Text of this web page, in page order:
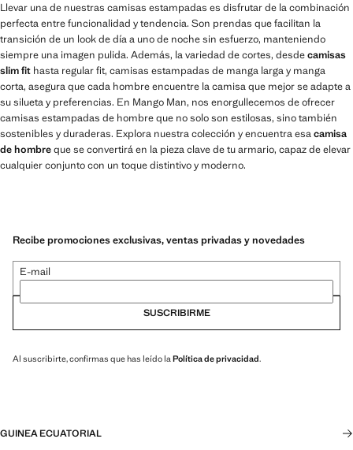
Llevar una de nuestras camisas estampadas es disfrutar de la combinación
perfecta entre funcionalidad y tendencia. Son prendas que facilitan la
transición de un look de día a uno de noche sin esfuerzo, manteniendo
siempre una imagen pulida. Además, la variedad de cortes, desdecamisas
slim fit hasta regular fit, camisas estampadas de manga larga y manga
corta, asegura que cada hombre encuentre la camisa que mejor se adapte a
su silueta y preferencias. En Mango Man, nos enorgullecemos de ofrecer
camisas estampadas de hombre que no solo son estilosas, sino también
sostenibles y duraderas. Explora nuestra colección y encuentra esacamisa
de hombreque se convertirá en la pieza clave de tu armario, capaz de elevar
cualquier conjunto con un toque distintivo y moderno.
Recibe promociones exclusivas, ventas privadas y novedades
E-mail
SUSCRIBIRME
Al suscribirte, confirmas que has leído la Política de privacidad.
GUINEA ECUATORIAL